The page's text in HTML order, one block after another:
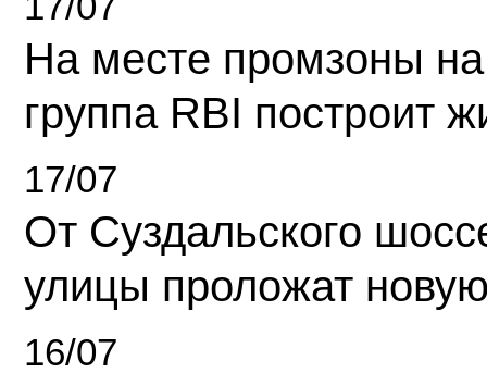
На месте промзоны
группа RBI построит
17/07
От Суздальского
улицы проложат
16/07